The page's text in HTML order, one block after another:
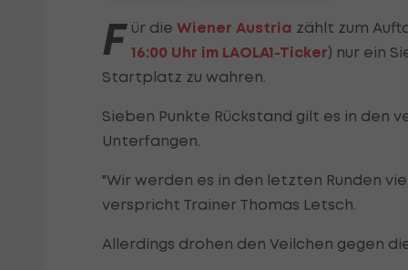
F ür die Wiener Austria zählt zum
16:00 Uhr im LAOLA1-Ticker) nur ein
Startplatz zu wahren.
Sieben Punkte Rückstand gilt es in den
Unterfangen.
"Wir werden es in den letzten Runden
verspricht Trainer Thomas Letsch.
Allerdings drohen den Veilchen gegen